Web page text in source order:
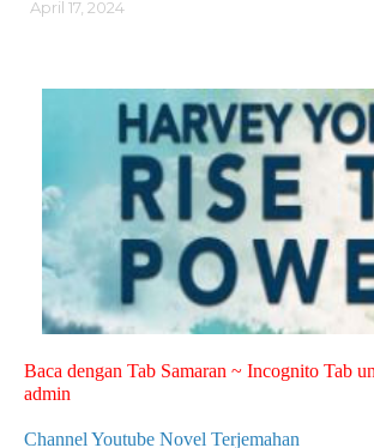
April 17, 2024
Baca dengan Tab Samaran ~ Incognito Tab
admin
Channel Youtube Novel Terjemahan